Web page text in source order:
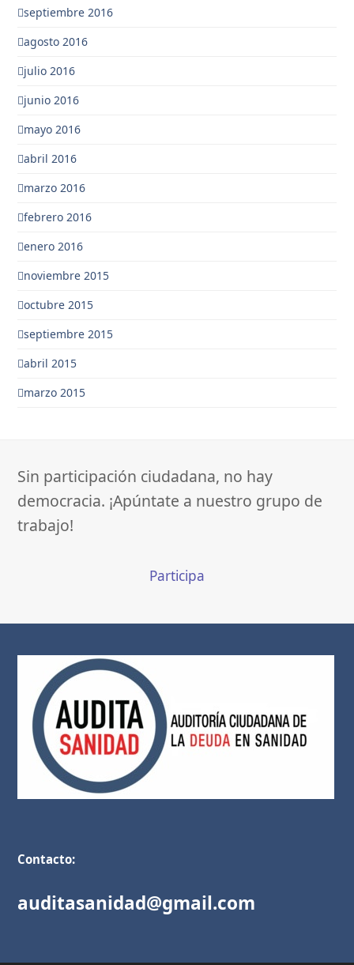
septiembre 2016
agosto 2016
julio 2016
junio 2016
mayo 2016
abril 2016
marzo 2016
febrero 2016
enero 2016
noviembre 2015
octubre 2015
septiembre 2015
abril 2015
marzo 2015
Sin participación ciudadana, no hay
democracia. ¡Apúntate a nuestro grupo de
trabajo!
Participa
Contacto:
auditasanidad@gmail.com